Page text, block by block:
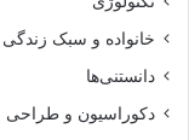
خانواده و سبک زندگی
دانستنی‌ها
دکوراسیون و طراحی